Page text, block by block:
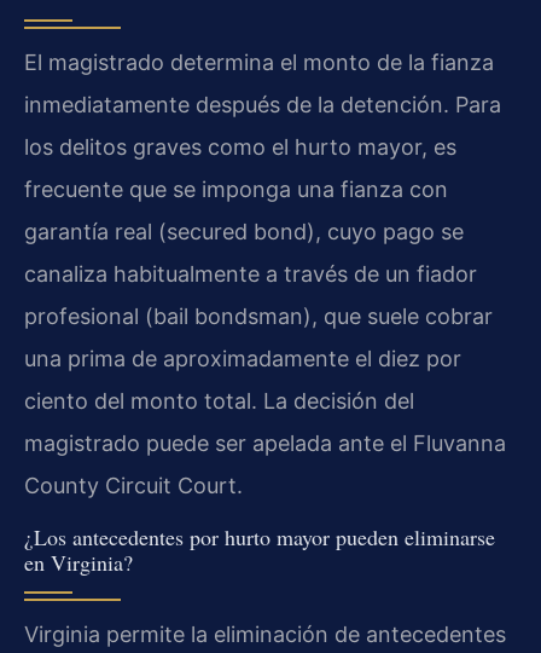
El magistrado determina el monto de la fianza
inmediatamente después de la detención. Para
los delitos graves como el hurto mayor, es
frecuente que se imponga una fianza con
garantía real (secured bond), cuyo pago se
canaliza habitualmente a través de un fiador
profesional (bail bondsman), que suele cobrar
una prima de aproximadamente el diez por
ciento del monto total. La decisión del
magistrado puede ser apelada ante el Fluvanna
County Circuit Court.
¿Los antecedentes por hurto mayor pueden eliminarse
en Virginia?
Virginia permite la eliminación de antecedentes